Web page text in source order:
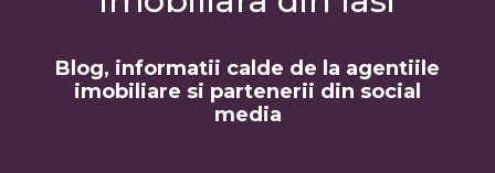
Blog, informatii calde de la agentiile
imobiliare si partenerii din social
media